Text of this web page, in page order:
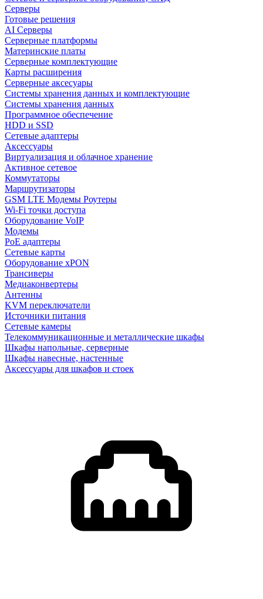
Cерверы
Готовые решения
AI Серверы
Серверные платформы
Материнские платы
Серверные комплектующие
Карты расширения
Серверные аксесуары
Системы хранения данных и комплектующие
Системы хранения данных
Программное обеспечение
HDD и SSD
Сетевые адаптеры
Аксессуары
Виртуализация и облачное хранение
Активное сетевое
Коммутаторы
Маршрутизаторы
GSM LTE Модемы Роутеры
Wi-Fi точки доступа
Оборудование VoIP
Модемы
PoE адаптеры
Сетевые карты
Оборудование xPON
Трансиверы
Медиаконвертеры
Антенны
KVM переключатели
Источники питания
Сетевые камеры
Телекоммуникационные и металлические шкафы
Шкафы напольные, серверные
Шкафы навесные, настенные
Аксессуары для шкафов и стоек